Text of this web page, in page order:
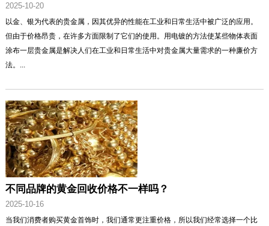
2025-10-20
以金、银为代表的贵金属，因其优异的性能在工业和日常生活中被广泛的应用。
但由于价格昂贵，在许多方面限制了它们的使用。用电镀的方法使某些物体表面
涂布一层贵金属是解决人们在工业和日常生活中对贵金属大量需求的一种廉价方
法。...
不同品牌的黄金回收价格不一样吗？
2025-10-16
当我们消费者购买黄金首饰时，我们通常更注重价格，所以我们经常选择一个比